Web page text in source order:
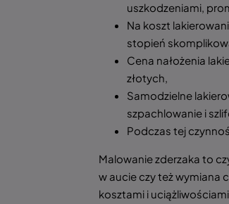
uszkodzeniami,
Na koszt
stopień
Cena nałożenia
złotych,
Samodzielne
szpachlowanie i
Podczas tej
Malowanie zderzaka to
w aucie czy też wymiana
kosztami i